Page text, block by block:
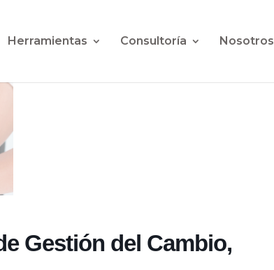
Herramientas Consultoría Nosotros
Gestión del Cambio,